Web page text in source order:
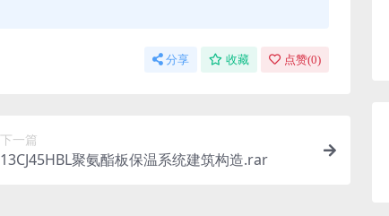
分享 收藏 点赞(0)
下一篇
13CJ45HBL聚氨酯板保温系统建筑构造.rar